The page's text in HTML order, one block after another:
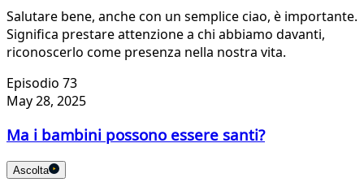
Salutare bene, anche con un semplice ciao, è importante.
Significa prestare attenzione a chi abbiamo davanti,
riconoscerlo come presenza nella nostra vita.
Episodio 73
May 28, 2025
Ma i bambini possono essere santi?
Ascolta